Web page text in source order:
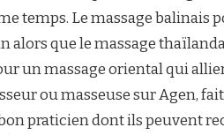
temps. Le massage balinais
alors que le massage
un massage oriental qui
ou masseuse sur Agen,
praticien dont ils peuvent